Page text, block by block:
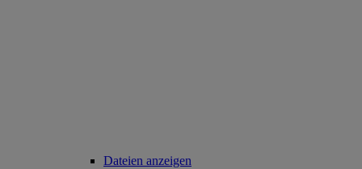
Dateien anzeigen